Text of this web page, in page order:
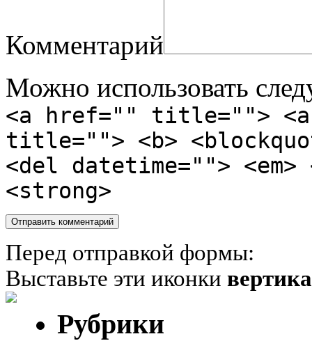
Комментарий
Можно использовать
<a href="" title="">
title=""> <b>
<del datetime="">
<strong>
Перед отправкой формы:
Выставьте эти иконки
Рубрики